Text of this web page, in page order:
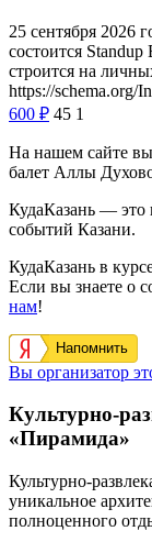
25 сентября 2026
состоится
строится на
https://schema.org/
600 ₽ 45 1
На нашем сайте
балет Аллы
КудаКазань — это
событий Казани.
КудаКазань в
Если вы знаете о
нам!
Напомнить
Вы организатор
Культурно-
«Пирамида»
Культурно-
уникальное
полноценного